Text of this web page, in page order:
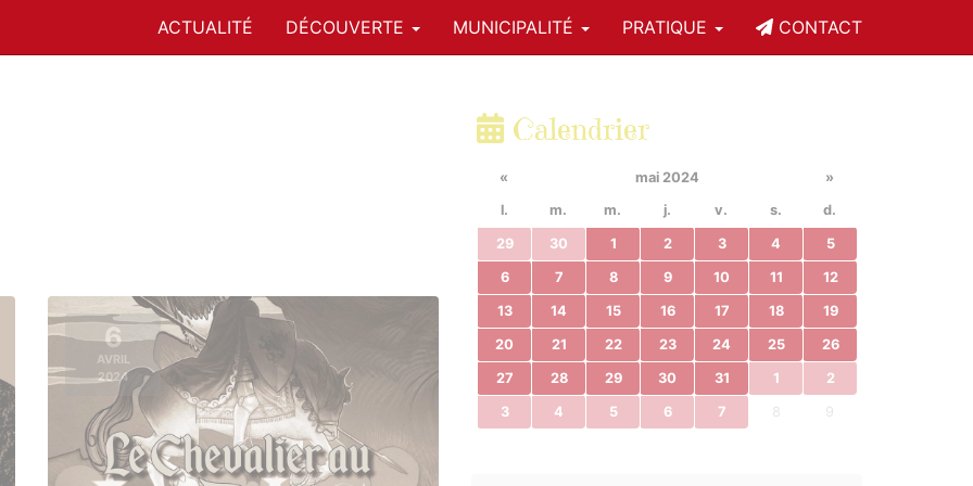
ACTUALITÉ DÉCOUVERTE MUNICIPALITÉ PRATIQUE CONTACT
6
AVRIL
2024
Calendrier
« mai 2024
»
l.
m. m. j. v. s. d.
29 30 1 2 3 4 5
6 7 8 9 10 11 12
13 14 15 16 17 18 19
20 21 22 23 24 25 26
27 28 29 30 31 1 2
3 4 5 6 7 8 9